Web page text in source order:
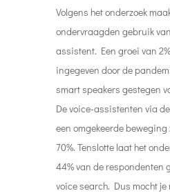
Volgens het onderzoek
ondervraagden gebruik
assistent. Een groei van
ingegeven door de
smart speakers gestegen
De voice-assistenten via
een omgekeerde
70%. Tenslotte laat het
44% van de respondenten
voice search. Dus mocht